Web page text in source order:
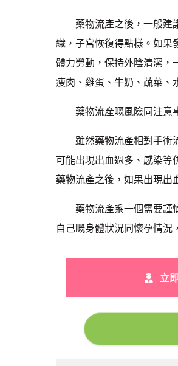
藥物流產之後，一般建議
織，子宮恢復得點樣。如果
體力勞動，保持外陰清潔，
瘦肉、雞蛋、牛奶、蔬菜、
藥物流產嘅風險同注意
雖然藥物流產相對手術流
可能出現出血過多、感染等
藥物流產之後，如果出現出
藥物流產系一個需要謹慎
自己嘅身體狀況同懷孕情況
立